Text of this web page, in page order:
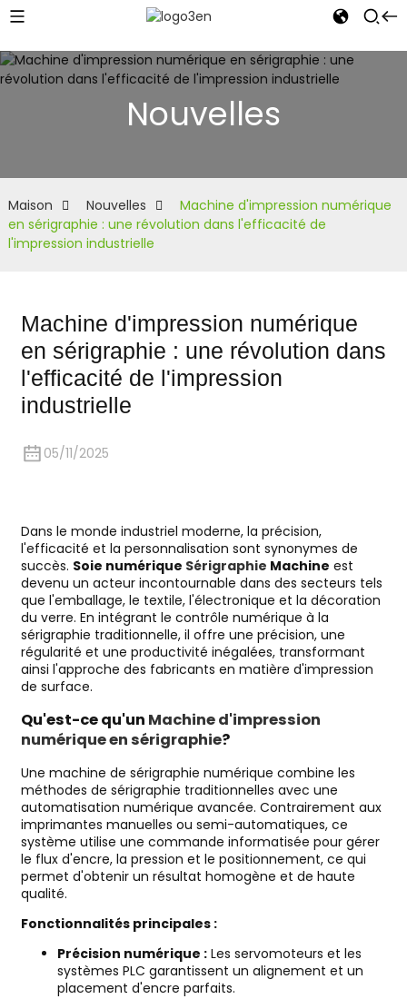
Nouvelles
Maison Nouvelles
Machine d'impression numérique
en sérigraphie : une révolution dans l'efficacité de
l'impression industrielle
Machine d'impression numérique
en sérigraphie : une révolution dans
l'efficacité de l'impression
industrielle
05/11/2025
Dans le monde industriel moderne, la précision,
l'efficacité et la personnalisation sont synonymes de
succès. Soie numérique Sérigraphie Machine est
devenu un acteur incontournable dans des secteurs tels
que l'emballage, le textile, l'électronique et la décoration
du verre. En intégrant le contrôle numérique à la
sérigraphie traditionnelle, il offre une précision, une
régularité et une productivité inégalées, transformant
ainsi l'approche des fabricants en matière d'impression
de surface.
Qu'est-ce qu'un Machine d'impression
numérique en sérigraphie?
Une machine de sérigraphie numérique combine les
méthodes de sérigraphie traditionnelles avec une
automatisation numérique avancée. Contrairement aux
imprimantes manuelles ou semi-automatiques, ce
système utilise une commande informatisée pour gérer
le flux d'encre, la pression et le positionnement, ce qui
permet d'obtenir un résultat homogène et de haute
qualité.
Fonctionnalités principales :
Précision numérique :Les servomoteurs et les
systèmes PLC garantissent un alignement et un
placement d'encre parfaits.